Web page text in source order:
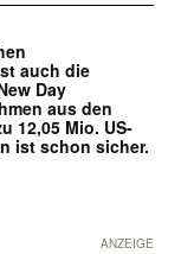
auch die
Day
aus den
12,05 Mio. US-
ist schon sicher.
ANZEIGE